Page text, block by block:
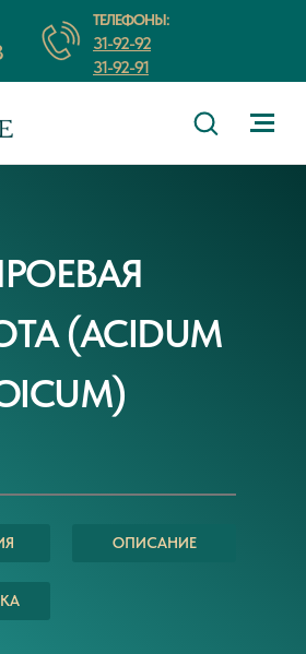
ТЕЛЕФОНЫ:
31-92-92
31-92-91
(ACIDUM
ОПИСАНИЕ